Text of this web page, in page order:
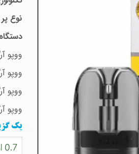
نوع
ووپو
ووپو
ووپو
ووپو
یک
0.7 اهم ( 3 میل )